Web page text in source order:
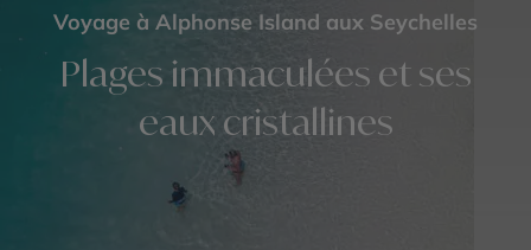
Voyage à Alphonse Island aux Seychelles
Plages immaculées et ses
eaux cristallines